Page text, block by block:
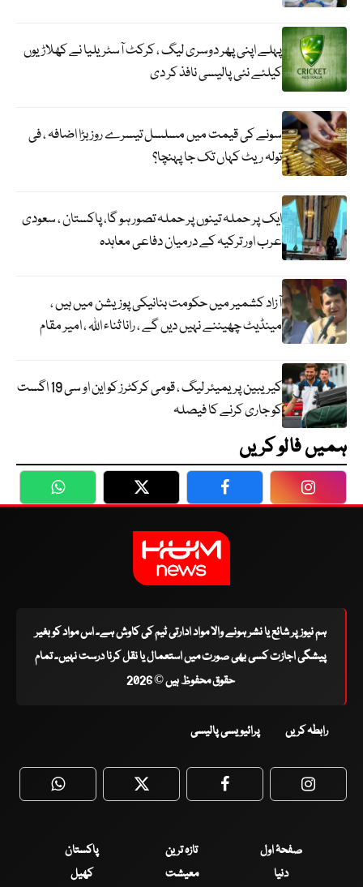
پہلے اپنی پھر دوسری لیگ ، کرکٹ آسٹریلیا نے کھلاڑیوں
کیلئے نئی پالیسی نافذ کر دی
سونے کی قیمت میں مسلسل تیسرے روز بڑا اضافہ ، فی
تولہ ریٹ کہاں تک جا پہنچا؟
ایک پر حملہ تینوں پر حملہ تصور ہو گا، پاکستان ، سعودی
عرب اور ترکیہ کے درمیان دفاعی معاہدہ
آزاد کشمیر میں حکومت بنانیکی پوزیشن میں ہیں ،
مینڈیٹ چھیننے نہیں دیں گے ، رانا ثناء اللہ ، امیر مقام
کیریبین پریمیئر لیگ ، قومی کرکٹرز کو این او سی 19 اگست
کو جاری کرنے کا فیصلہ
ہمیں فالو کریں
WhatsApp Twitter Facebook
ہم نیوز پر شائع یا نشر ہونے والا مواد ادارتی ٹیم کی کاوش ہے۔ اس مواد کو بغیر
پیشگی اجازت کسی بھی صورت میں استعمال یا نقل کرنا درست نہیں۔ تمام
حقوق محفوظ ہیں © 2026
رابطہ کریں پرائیویسی پالیسی
WhatsApp Twitter Facebook
صفحۂ اول تازہ ترین
پاکستان
دنیا
معیشت کھیل